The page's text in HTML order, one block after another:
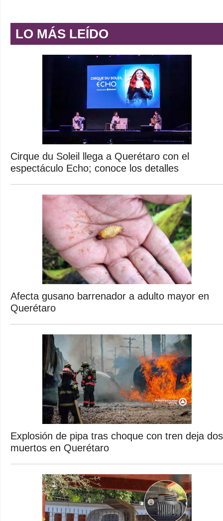
LO MÁS LEÍDO
Cirque du Soleil llega a Querétaro con el
espectáculo Echo; conoce los detalles
Afecta gusano barrenador a adulto mayor en
Querétaro
Explosión de pipa tras choque con tren deja dos
muertos en Querétaro